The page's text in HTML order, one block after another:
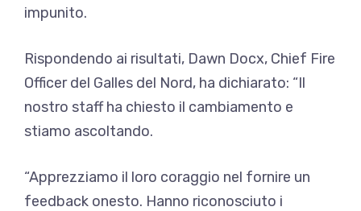
impunito.
Rispondendo ai risultati, Dawn Docx, Chief Fire
Officer del Galles del Nord, ha dichiarato: “Il
nostro staff ha chiesto il cambiamento e
stiamo ascoltando.
“Apprezziamo il loro coraggio nel fornire un
feedback onesto. Hanno riconosciuto i